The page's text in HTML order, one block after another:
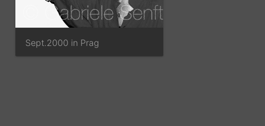
Sept.2000 in Prag